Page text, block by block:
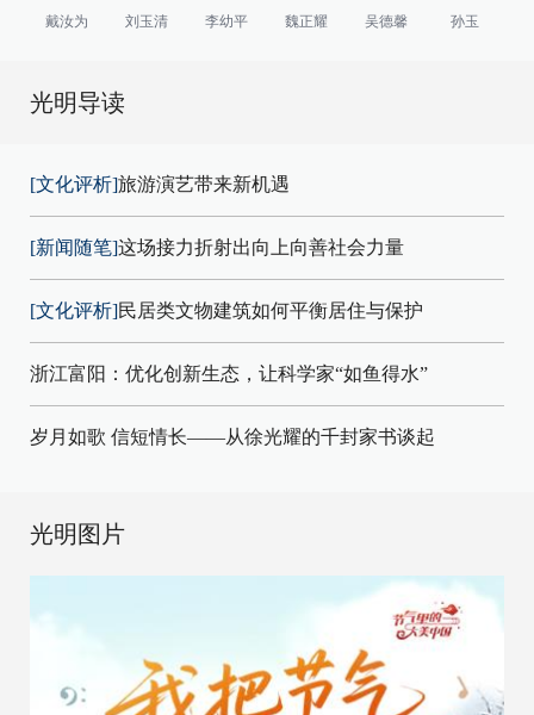
戴汝为
刘玉清 李幼平 魏正耀 吴德馨 孙玉
光明导读
[文化评析]旅游演艺带来新机遇
[新闻随笔]这场接力折射出向上向善社会力量
[文化评析]民居类文物建筑如何平衡居住与保护
浙江富阳：优化创新生态，让科学家“如鱼得水”
岁月如歌 信短情长——从徐光耀的千封家书谈起
光明图片